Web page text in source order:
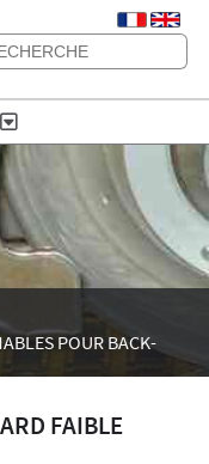
POUR BACK-
FAIBLE